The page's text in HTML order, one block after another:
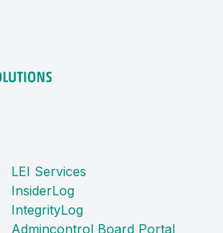
LEI Services
InsiderLog
IntegrityLog
Admincontrol Board Portal